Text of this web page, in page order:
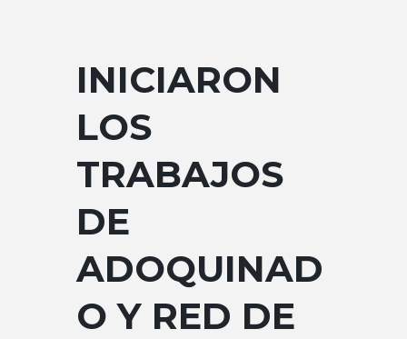
INICIARON
LOS
TRABAJOS
DE
ADOQUINAD
O Y RED DE